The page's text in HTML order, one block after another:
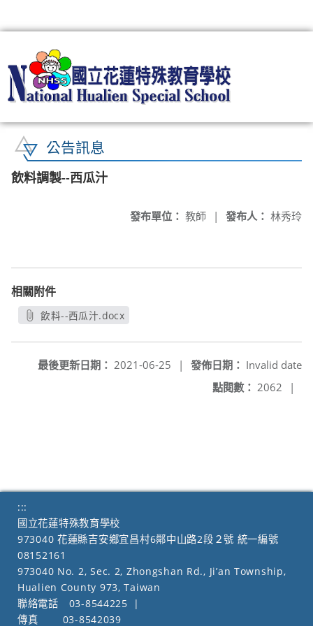
公告訊息
飲料調製--西瓜汁
發布人： 林秀玲
發布單位： 教師 |
相關附件
飲料--西瓜汁.docx
發佈日期： Invalid date
最後更新日期： 2021-06-25
|
點閱數： 2062 |
:::
國立花蓮特殊教育學校
973040 花蓮縣吉安鄉宜昌村6鄰中山路2段２號 統一編號
08152161
973040 No. 2, Sec. 2, Zhongshan Rd., Ji’an Township,
Hualien County 973, Taiwan
聯絡電話
03-8544225
|
傳真
03-8542039